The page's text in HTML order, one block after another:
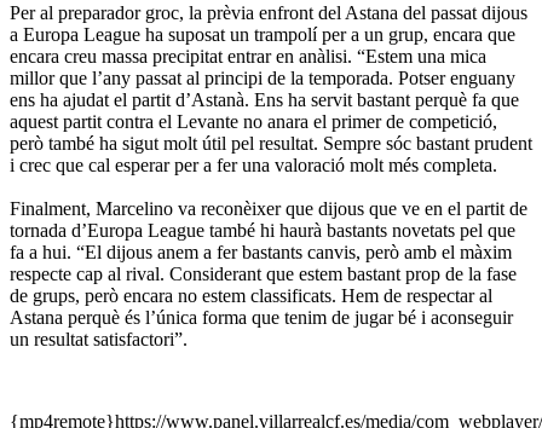
Per al preparador groc, la prèvia enfront del Astana del passat dijous
a Europa League ha suposat un trampolí per a un grup, encara que
encara creu massa precipitat entrar en anàlisi. “Estem una mica
millor que l’any passat al principi de la temporada. Potser enguany
ens ha ajudat el partit d’Astanà. Ens ha servit bastant perquè fa que
aquest partit contra el Levante no anara el primer de competició,
però també ha sigut molt útil pel resultat. Sempre sóc bastant prudent
i crec que cal esperar per a fer una valoració molt més completa.
Finalment, Marcelino va reconèixer que dijous que ve en el partit de
tornada d’Europa League també hi haurà bastants novetats pel que
fa a hui. “El dijous anem a fer bastants canvis, però amb el màxim
respecte cap al rival. Considerant que estem bastant prop de la fase
de grups, però encara no estem classificats. Hem de respectar al
Astana perquè és l’única forma que tenim de jugar bé i aconseguir
un resultat satisfactori”.
{mp4remote}https://www.panel.villarrealcf.es/media/